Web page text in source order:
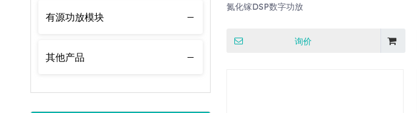
有源功放模块
其他产品
氮化镓DSP数字功放
询价